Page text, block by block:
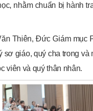
nhằm chuẩn bị hành
Thiên, Đức Giám mục
giáo, quý cha trong và
viên và quý thân nhân.